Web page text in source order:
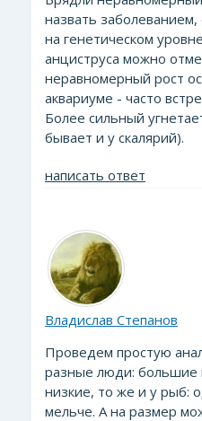
назвать заболеванием,
на генетическом
анциструса можно
неравномерный рост
аквариуме - часто
Более сильный
бывает и у скалярий).
написать ответ
Владислав Степанов
Проведем простую
разные люди: большие
низкие, то же и у рыб:
мельче. А на размер